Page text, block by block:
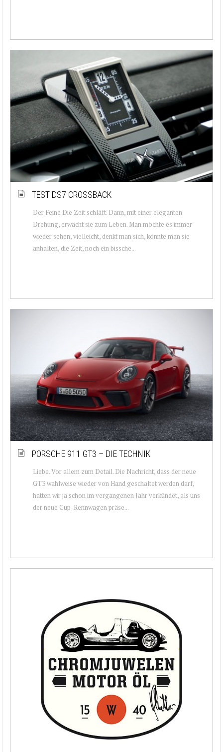
TEST DS7 CROSSBACK
Der Feine Die Zeit schläft. Dann, mit einer eleganten
Drehung, erwacht sie zum Leben. Man möchte es immer
wieder sehen, vielleicht, denkt man sich, könnte man sie
anhalten, die Zeit, noch ein bissche...
PORSCHE 911 GT3 – DIE TECHNIK
Liebe. Vor allem zum Detail. Die Nachricht, dass der neue
GT3 wahlweise wieder von Hand geschaltet werden darf,
hatten wir ja schon im vergangenen Jahr verkündet, als uns
der neue Cup-Rennwagen präse...